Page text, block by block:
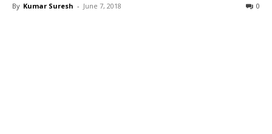
By Kumar Suresh - June 7, 2018 0